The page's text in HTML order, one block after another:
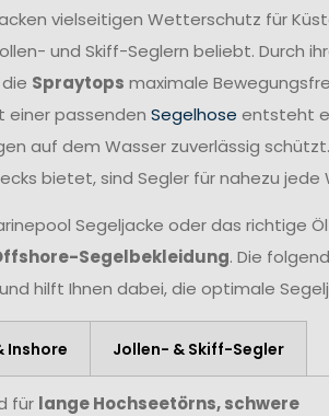
vielseitigen Wetterschutz für
und Skiff-Seglern beliebt. Durch
Spraytops maximale
einer passenden Segelhose entsteht
auf dem Wasser zuverlässig
bietet, sind Segler für nahezu
Segeljacke oder das richtige
Segelbekleidung. Die
hilft Ihnen dabei, die optimale
Inshore Jollen- & Skiff-Segler
für lange Hochseetörns, schwere